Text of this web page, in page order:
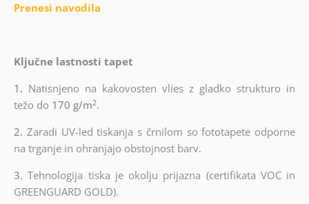
Prenesi navodila
Ključne lastnosti tapet
1. Natisnjeno na kakovosten vlies z gladko strukturo in
težo do 170 g/m2.
2. Zaradi UV-led tiskanja s črnilom so fototapete odporne
na trganje in ohranjajo obstojnost barv.
3.Tehnologija tiska je okolju prijazna (certifikata VOC in
GREENGUARD GOLD).